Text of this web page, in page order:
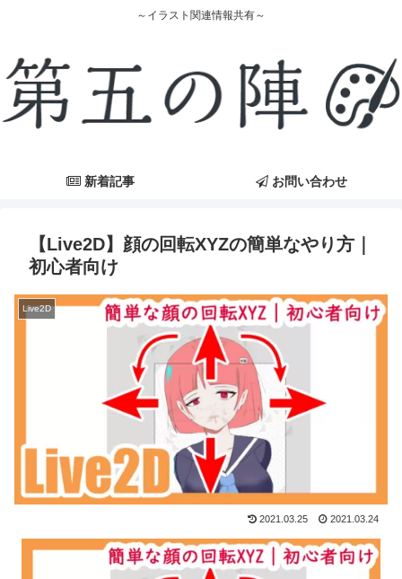
～イラスト関連情報共有～
新着記事 お問い合わせ
【Live2D】顔の回転XYZの簡単なやり方｜
初心者向け
Live2D
2021.03.25 2021.03.24